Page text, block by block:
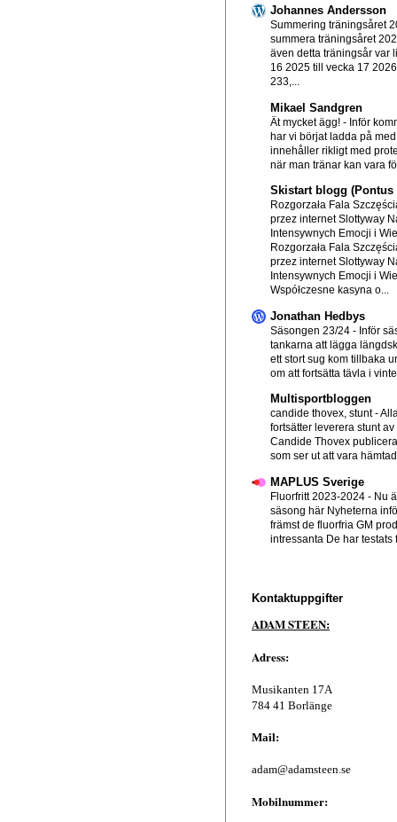
Johannes Andersson
Summering träningsåret
summera träningsåret
även detta träningsår var
16 2025 till vecka 17
233,...
Mikael Sandgren
Ät mycket ägg! - Inför
har vi börjat ladda på
innehåller rikligt med
när man tränar kan vara
Skistart blogg (Pontus
Rozgorzała Fala
przez internet Slottyway
Intensywnych Emocji i
Rozgorzała Fala
przez internet Slottyway
Intensywnych Emocji i
Współczesne kasyna o...
Jonathan Hedbys
Säsongen 23/24 - Inför
tankarna att lägga
ett stort sug kom tillbaka
om att fortsätta tävla i
Multisportbloggen
candide thovex, stunt-
fortsätter leverera stunt
Candide Thovex
som ser ut att vara
MAPLUS Sverige
Fluorfritt 2023-2024 - Nu
säsong här Nyheterna
främst de fluorfria GM
intressanta De har testats
Kontaktuppgifter
ADAM STEEN:
Adress:
Musikanten 17A
784 41 Borlänge
Mail:
adam@adamsteen.se
Mobilnummer: